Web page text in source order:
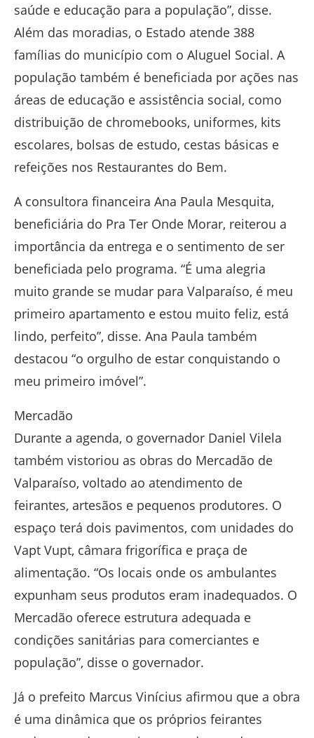
saúde e educação para a população”, disse.
Além das moradias, o Estado atende 388
famílias do município com o Aluguel Social. A
população também é beneficiada por ações nas
áreas de educação e assistência social, como
distribuição de chromebooks, uniformes, kits
escolares, bolsas de estudo, cestas básicas e
refeições nos Restaurantes do Bem.
A consultora financeira Ana Paula Mesquita,
beneficiária do Pra Ter Onde Morar, reiterou a
importância da entrega e o sentimento de ser
beneficiada pelo programa. “É uma alegria
muito grande se mudar para Valparaíso, é meu
primeiro apartamento e estou muito feliz, está
lindo, perfeito”, disse. Ana Paula também
destacou “o orgulho de estar conquistando o
meu primeiro imóvel”.
Mercadão
Durante a agenda, o governador Daniel Vilela
também vistoriou as obras do Mercadão de
Valparaíso, voltado ao atendimento de
feirantes, artesãos e pequenos produtores. O
espaço terá dois pavimentos, com unidades do
Vapt Vupt, câmara frigorífica e praça de
alimentação. “Os locais onde os ambulantes
expunham seus produtos eram inadequados. O
Mercadão oferece estrutura adequada e
condições sanitárias para comerciantes e
população”, disse o governador.
Já o prefeito Marcus Vinícius afirmou que a obra
é uma dinâmica que os próprios feirantes